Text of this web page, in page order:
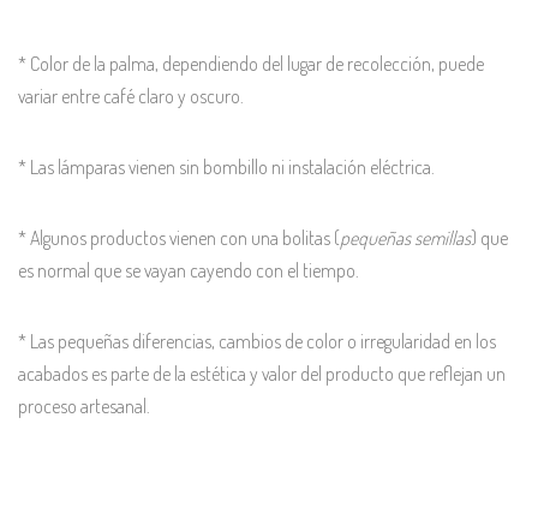
* Color de la palma, dependiendo del lugar de recolección, puede
variar entre café claro y oscuro.
* Las lámparas vienen sin bombillo ni instalación eléctrica.
* Algunos productos vienen con una bolitas (pequeñas semillas) que
es normal que se vayan cayendo con el tiempo.
* Las pequeñas diferencias, cambios de color o irregularidad en los
acabados es parte de la estética y valor del producto que reflejan un
proceso artesanal.